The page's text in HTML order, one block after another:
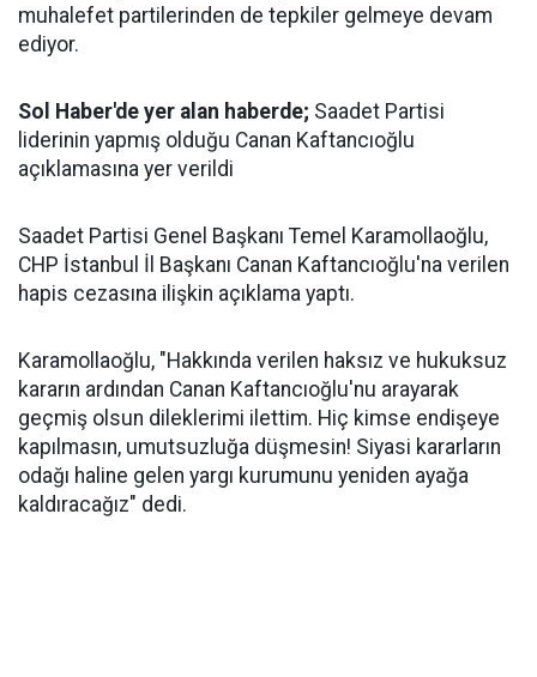
muhalefet partilerinden de tepkiler gelmeye devam
ediyor.
Sol Haber'de yer alan haberde; Saadet Partisi
liderinin yapmış olduğu Canan Kaftancıoğlu
açıklamasına yer verildi
Saadet Partisi Genel Başkanı Temel Karamollaoğlu,
CHP İstanbul İl Başkanı Canan Kaftancıoğlu'na verilen
hapis cezasına ilişkin açıklama yaptı.
Karamollaoğlu, "Hakkında verilen haksız ve hukuksuz
kararın ardından Canan Kaftancıoğlu'nu arayarak
geçmiş olsun dileklerimi ilettim. Hiç kimse endişeye
kapılmasın, umutsuzluğa düşmesin! Siyasi kararların
odağı haline gelen yargı kurumunu yeniden ayağa
kaldıracağız" dedi.